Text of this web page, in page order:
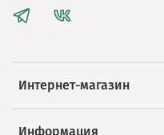
Интернет-магазин
Информация